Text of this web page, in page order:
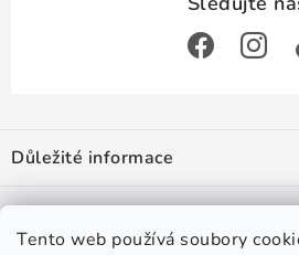
Tento web používá soubory
p
a
Důležité informace
Doprava a platba
Obchodní podmínky